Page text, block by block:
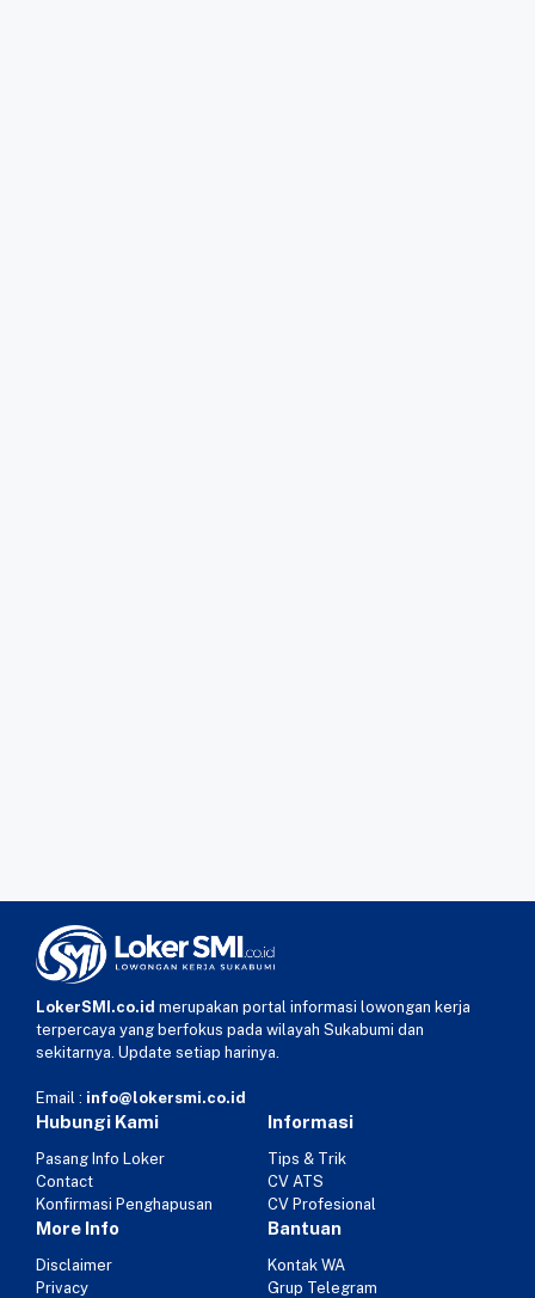
LokerSMI.co.id merupakan portal informasi lowongan kerja
terpercaya yang berfokus pada wilayah Sukabumi dan
sekitarnya. Update setiap harinya.
Email : info@lokersmi.co.id
Hubungi Kami
Pasang Info Loker
Contact
Konfirmasi Penghapusan
Informasi
Tips & Trik
CV ATS
CV Profesional
More Info
Disclaimer
Privacy
Bantuan
Kontak WA
Grup Telegram